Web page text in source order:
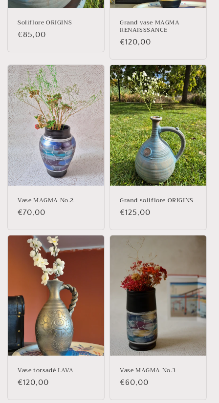
Soliflore ORIGINS
Prix
€85,00
Grand vase MAGMA
RENAISSSANCE
Prix
€120,00
Vase MAGMA No.2
Prix
€70,00
Grand soliflore ORIGINS
Prix
€125,00
Vase torsadé LAVA
Prix
€120,00
Vase MAGMA No.3
Prix
€60,00